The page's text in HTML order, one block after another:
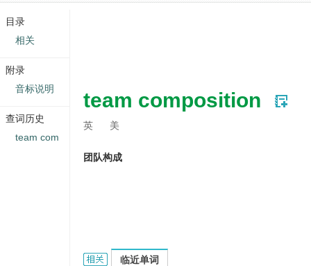
team composition
英 美
团队构成
Team Composition的相关资料：
临近单词
目录
相关
附录
音标说明
查词历史
team com